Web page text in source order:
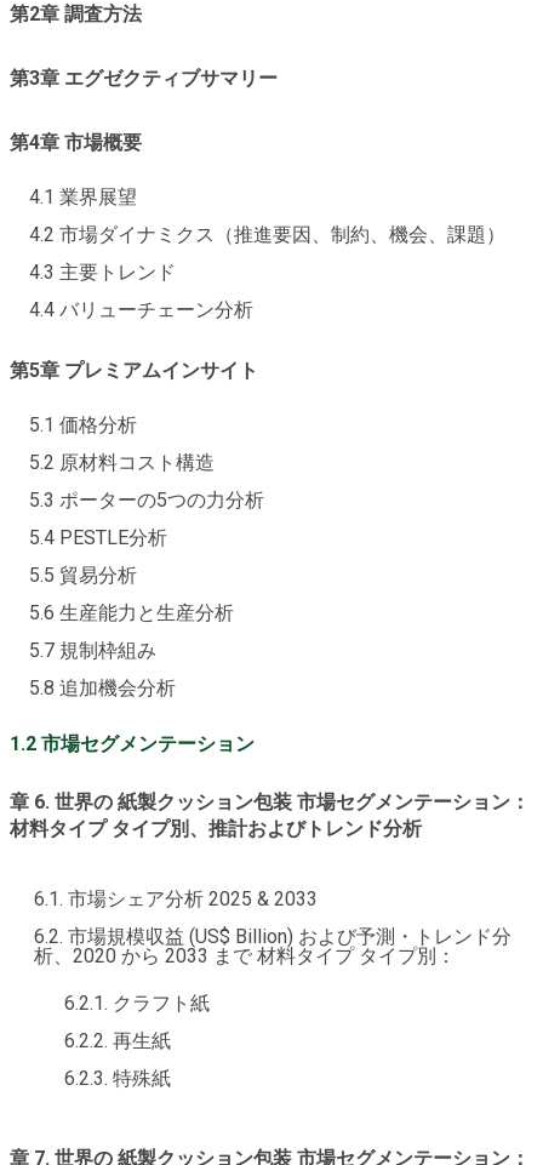
第2章 調査方法
第3章 エグゼクティブサマリー
第4章 市場概要
4.1 業界展望
4.2 市場ダイナミクス（推進要因、制約、機会、課題）
4.3 主要トレンド
4.4 バリューチェーン分析
第5章 プレミアムインサイト
5.1 価格分析
5.2 原材料コスト構造
5.3 ポーターの5つの力分析
5.4 PESTLE分析
5.5 貿易分析
5.6 生産能力と生産分析
5.7 規制枠組み
5.8 追加機会分析
1.2 市場セグメンテーション
章 6. 世界の 紙製クッション包装 市場セグメンテーション：
材料タイプ タイプ別、推計およびトレンド分析
6.1. 市場シェア分析 2025 & 2033
6.2. 市場規模収益 (US$ Billion) および予測・トレンド分
析、2020 から 2033 まで 材料タイプ タイプ別：
6.2.1. クラフト紙
6.2.2. 再生紙
6.2.3. 特殊紙
章 7. 世界の 紙製クッション包装 市場セグメンテーション：